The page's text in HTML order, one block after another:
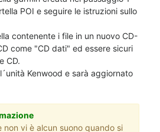
POI e seguire le istruzioni sullo
contenente i file in un nuovo CD-
come "CD dati" ed essere sicuri
CD.
Kenwood e sarà aggiornato
non vi è alcun suono quando si